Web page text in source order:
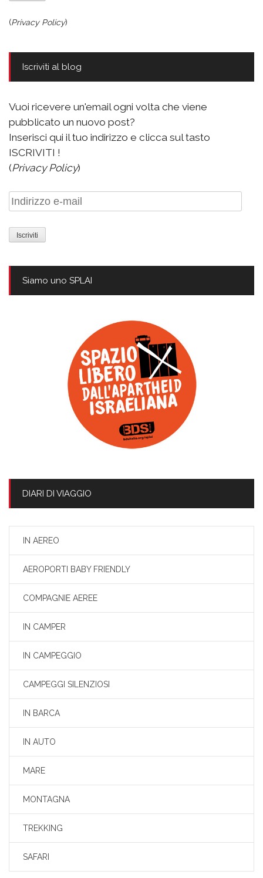
(Privacy Policy)
Iscriviti al blog
Vuoi ricevere un'email ogni volta che viene
pubblicato un nuovo post?
Inserisci qui il tuo indirizzo e clicca sul tasto
ISCRIVITI !
(Privacy Policy)
Indirizzo
e-
mail
Siamo uno SPLAI
DIARI DI VIAGGIO
IN AEREO
AEROPORTI BABY FRIENDLY
COMPAGNIE AEREE
IN CAMPER
IN CAMPEGGIO
CAMPEGGI SILENZIOSI
IN BARCA
IN AUTO
MARE
MONTAGNA
TREKKING
SAFARI